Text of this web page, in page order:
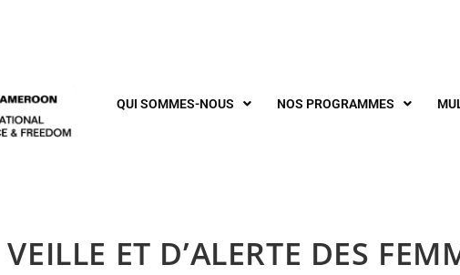
QUI SOMMES-NOUS NOS PROGRAMMES
ET D’ALERTE DES